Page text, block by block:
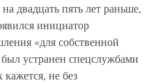
двадцать пять лет раньше,
инициатор
«для собственной
устранен спецслужбами
не без